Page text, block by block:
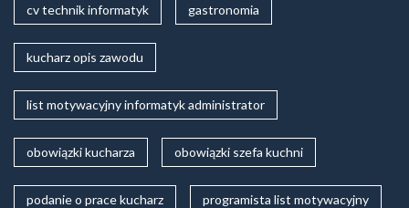
cv technik informatyk gastronomia
kucharz opis zawodu
list motywacyjny informatyk administrator
obowiązki kucharza obowiązki szefa kuchni
podanie o prace kucharz programista list motywacyjny